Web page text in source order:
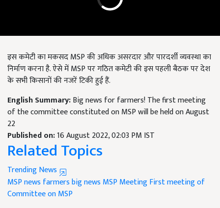
इस कमेटी का मकसद MSP की अधिक असरदार और पारदर्शी व्यवस्था का
निर्माण करना है. ऐसे में MSP पर गठित कमेटी की इस पहली बैठक पर देश
के सभी किसानों की नजरें टिकी हुई हैं.
English Summary:Big news for farmers! The first meeting
of the committee constituted on MSP will be held on August
22
Published on:16 August 2022, 02:03 PM IST
Related Topics
Trending News
MSP news farmers big news MSP MeetingFirst meeting of
Committee on MSP